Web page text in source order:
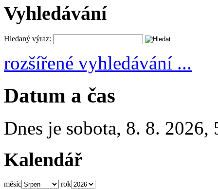
Vyhledávání
Hledaný výraz:
rozšířené vyhledávání ...
Datum a čas
Dnes je sobota, 8. 8. 2026,
Kalendář
měsíc rok